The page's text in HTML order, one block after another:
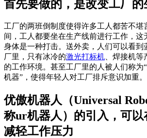
首先要做的，是改变工厂的
工厂的两班倒制度使得许多工人都苦不堪
间，工人都要坐在生产线前进行工作，这
身体是一种打击。送外卖，人们可以看到
厂里，只有冰冷的激光打标机 、焊接机
的工作环境。甚至工厂里的人被人们称为
机器”，使得年轻人对工厂排斥意识加重。
优傲机器人（Universal
称ur机器人）的引入，可以
减轻工作压力